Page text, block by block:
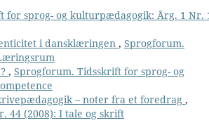
for sprog- og kulturpædagogik: Årg. 1 Nr.
i dansklæringen , Sprogforum.
, Sprogforum. Tidsskrift for sprog- og
– noter fra et foredrag ,
44 (2008): I tale og skrift